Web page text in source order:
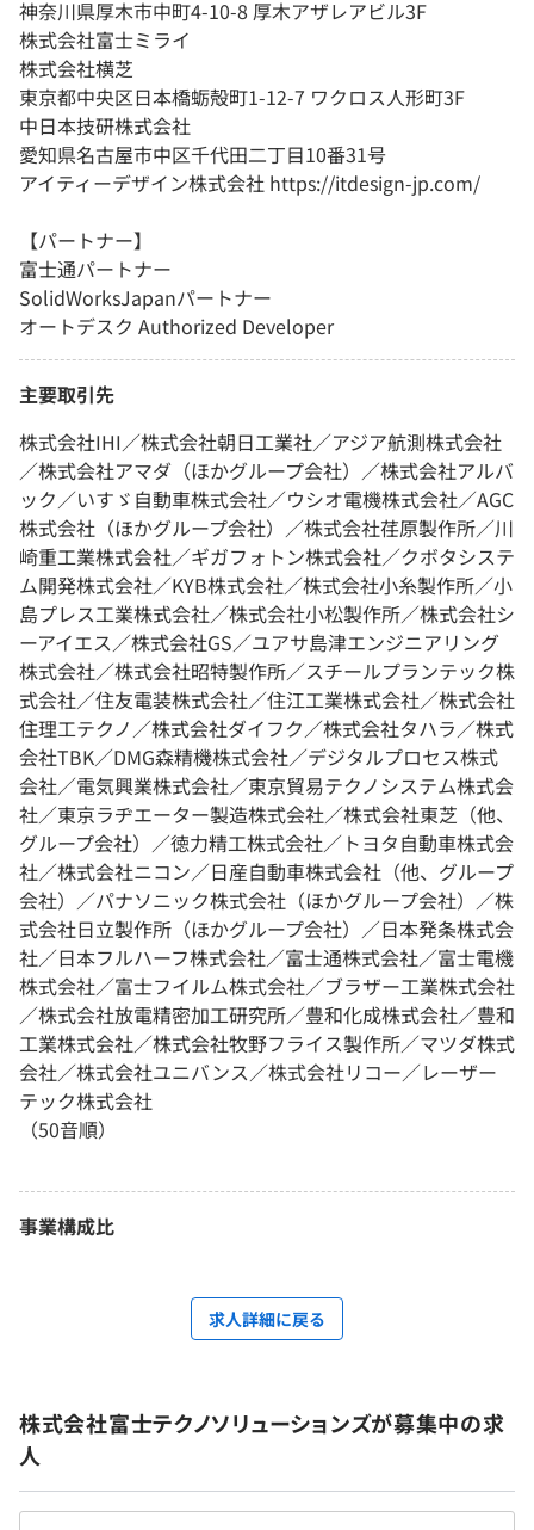
神奈川県厚木市中町4-10-8 厚木アザレアビル3F
株式会社富士ミライ
株式会社横芝
東京都中央区日本橋蛎殻町1-12-7 ワクロス人形町3F
中日本技研株式会社
愛知県名古屋市中区千代田二丁目10番31号
アイティーデザイン株式会社 https://itdesign-jp.com/
【パートナー】
富士通パートナー
SolidWorksJapanパートナー
オートデスク Authorized Developer
主要取引先
株式会社IHI／株式会社朝日工業社／アジア航測株式会社
／株式会社アマダ（ほかグループ会社）／株式会社アルバ
ック／いすゞ自動車株式会社／ウシオ電機株式会社／AGC
株式会社（ほかグループ会社）／株式会社荏原製作所／川
崎重工業株式会社／ギガフォトン株式会社／クボタシステ
ム開発株式会社／KYB株式会社／株式会社小糸製作所／小
島プレス工業株式会社／株式会社小松製作所／株式会社シ
ーアイエス／株式会社GS／ユアサ島津エンジニアリング
株式会社／株式会社昭特製作所／スチールプランテック株
式会社／住友電装株式会社／住江工業株式会社／株式会社
住理工テクノ／株式会社ダイフク／株式会社タハラ／株式
会社TBK／DMG森精機株式会社／デジタルプロセス株式
会社／電気興業株式会社／東京貿易テクノシステム株式会
社／東京ラヂエーター製造株式会社／株式会社東芝（他、
グループ会社）／徳力精工株式会社／トヨタ自動車株式会
社／株式会社ニコン／日産自動車株式会社（他、グループ
会社）／パナソニック株式会社（ほかグループ会社）／株
式会社日立製作所（ほかグループ会社）／日本発条株式会
社／日本フルハーフ株式会社／富士通株式会社／富士電機
株式会社／富士フイルム株式会社／ブラザー工業株式会社
／株式会社放電精密加工研究所／豊和化成株式会社／豊和
工業株式会社／株式会社牧野フライス製作所／マツダ株式
会社／株式会社ユニバンス／株式会社リコー／レーザー
テック株式会社
（50音順）
事業構成比
求人詳細に戻る
株式会社富士テクノソリューションズが募集中の求
人